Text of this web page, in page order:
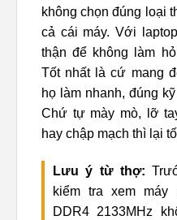
không chọn đúng loại
cả cái máy. Với
thận để không làm
Tốt nhất là cứ mang
họ làm nhanh, đúng
Chứ tự mày mò, lỡ
hay chập mạch thì lại
Lưu ý từ thợ:
kiểm tra xem
DDR4 2133MHz